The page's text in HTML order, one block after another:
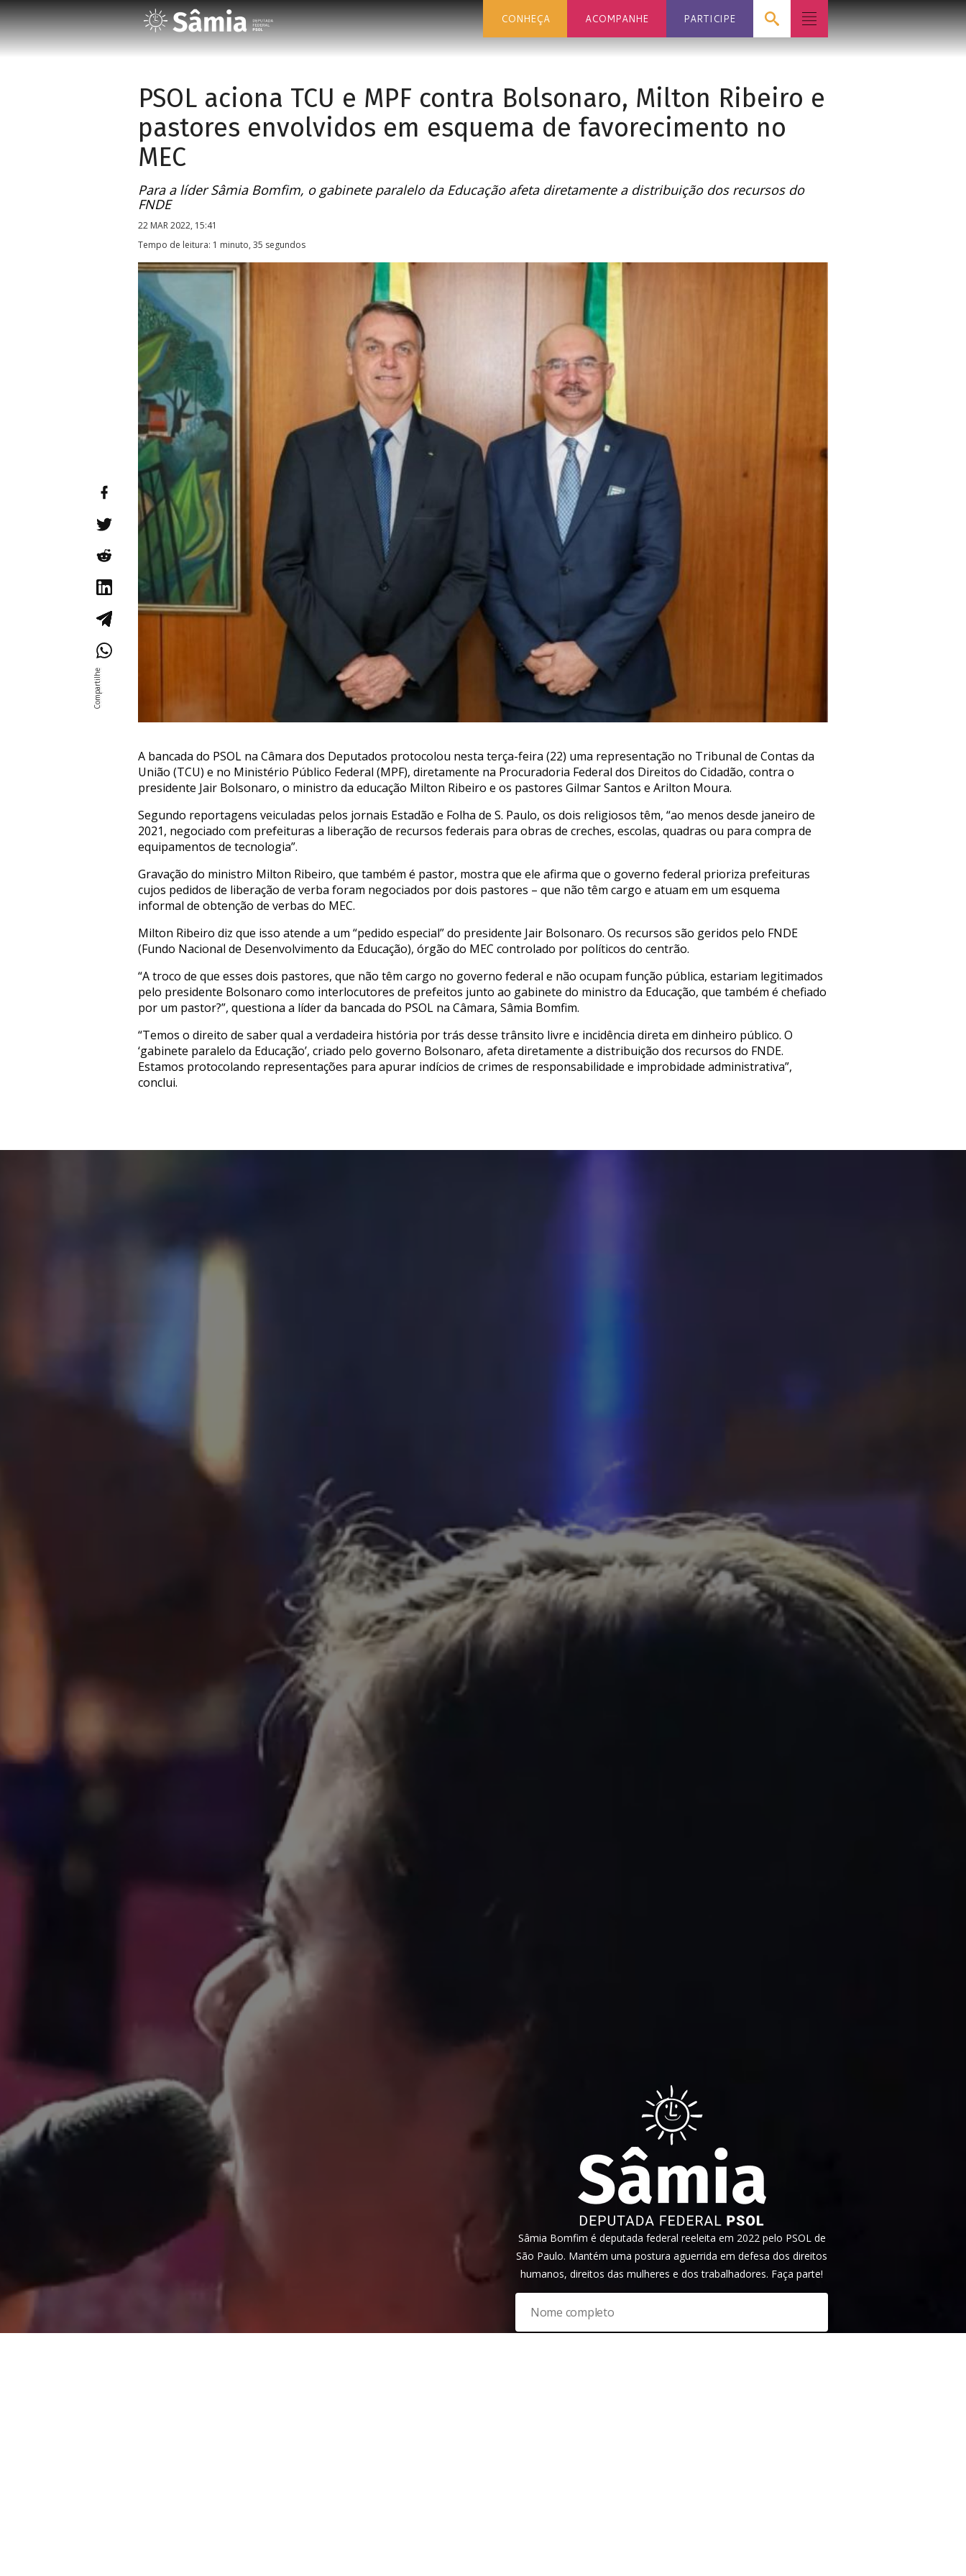
CONHEÇA ACOMPANHE PARTICIPE
PSOL aciona TCU e MPF contra Bolsonaro, Milton Ribeiro e
pastores envolvidos em esquema de favorecimento no
MEC
Para a líder Sâmia Bomfim, o gabinete paralelo da Educação afeta diretamente a distribuição dos recursos do
FNDE
22 MAR 2022, 15:41
Tempo de leitura: 1 minuto, 35 segundos
A bancada do PSOL na Câmara dos Deputados protocolou nesta terça-feira (22) uma representação no Tribunal de Contas da
União (TCU) e no Ministério Público Federal (MPF), diretamente na Procuradoria Federal dos Direitos do Cidadão, contra o
presidente Jair Bolsonaro, o ministro da educação Milton Ribeiro e os pastores Gilmar Santos e Arilton Moura.
Segundo reportagens veiculadas pelos jornais Estadão e Folha de S. Paulo, os dois religiosos têm, “ao menos desde janeiro de
2021, negociado com prefeituras a liberação de recursos federais para obras de creches, escolas, quadras ou para compra de
equipamentos de tecnologia”.
Gravação do ministro Milton Ribeiro, que também é pastor, mostra que ele afirma que o governo federal prioriza prefeituras
cujos pedidos de liberação de verba foram negociados por dois pastores – que não têm cargo e atuam em um esquema
informal de obtenção de verbas do MEC.
Milton Ribeiro diz que isso atende a um “pedido especial” do presidente Jair Bolsonaro. Os recursos são geridos pelo FNDE
(Fundo Nacional de Desenvolvimento da Educação), órgão do MEC controlado por políticos do centrão.
“A troco de que esses dois pastores, que não têm cargo no governo federal e não ocupam função pública, estariam legitimados
pelo presidente Bolsonaro como interlocutores de prefeitos junto ao gabinete do ministro da Educação, que também é chefiado
por um pastor?”, questiona a líder da bancada do PSOL na Câmara, Sâmia Bomfim.
“Temos o direito de saber qual a verdadeira história por trás desse trânsito livre e incidência direta em dinheiro público. O
‘gabinete paralelo da Educação’, criado pelo governo Bolsonaro, afeta diretamente a distribuição dos recursos do FNDE.
Estamos protocolando representações para apurar indícios de crimes de responsabilidade e improbidade administrativa”,
conclui.
Sâmia Bomfim é deputada federal reeleita em 2022 pelo PSOL de
São Paulo. Mantém uma postura aguerrida em defesa dos direitos
humanos, direitos das mulheres e dos trabalhadores. Faça parte!